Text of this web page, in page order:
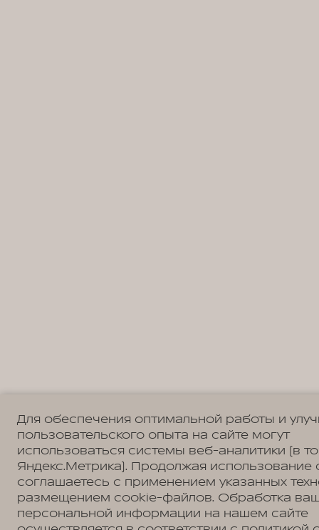
Для обеспечения оптимальной работы и
пользовательского опыта на сайте могут
использоваться системы веб-аналитики (в
Яндекс.Метрика). Продолжая использование
соглашаетесь с применением указанных
размещением cookie-файлов. Обработка
персональной информации на нашем сайте